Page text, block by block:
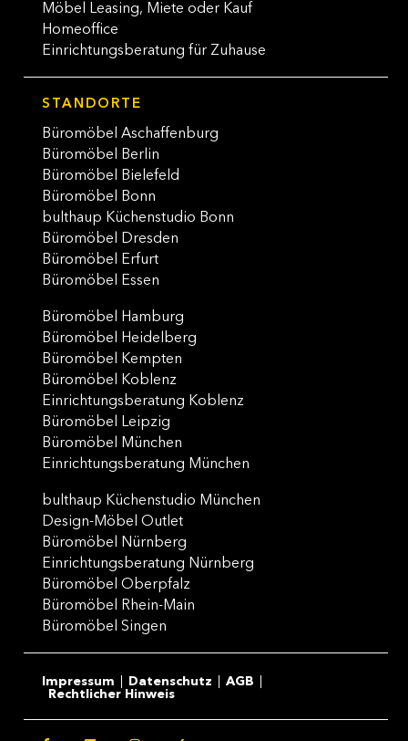
Möbel Leasing, Miete oder Kauf
Homeoffice
Einrichtungsberatung für Zuhause
STANDORTE
Büromöbel Aschaffenburg
Büromöbel Berlin
Büromöbel Bielefeld
Büromöbel Bonn
bulthaup Küchenstudio Bonn
Büromöbel Dresden
Büromöbel Erfurt
Büromöbel Essen
Büromöbel Hamburg
Büromöbel Heidelberg
Büromöbel Kempten
Büromöbel Koblenz
Einrichtungsberatung Koblenz
Büromöbel Leipzig
Büromöbel München
Einrichtungsberatung München
bulthaup Küchenstudio München
Design-Möbel Outlet
Büromöbel Nürnberg
Einrichtungsberatung Nürnberg
Büromöbel Oberpfalz
Büromöbel Rhein-Main
Büromöbel Singen
Impressum Datenschutz
AGB
Rechtlicher Hinweis